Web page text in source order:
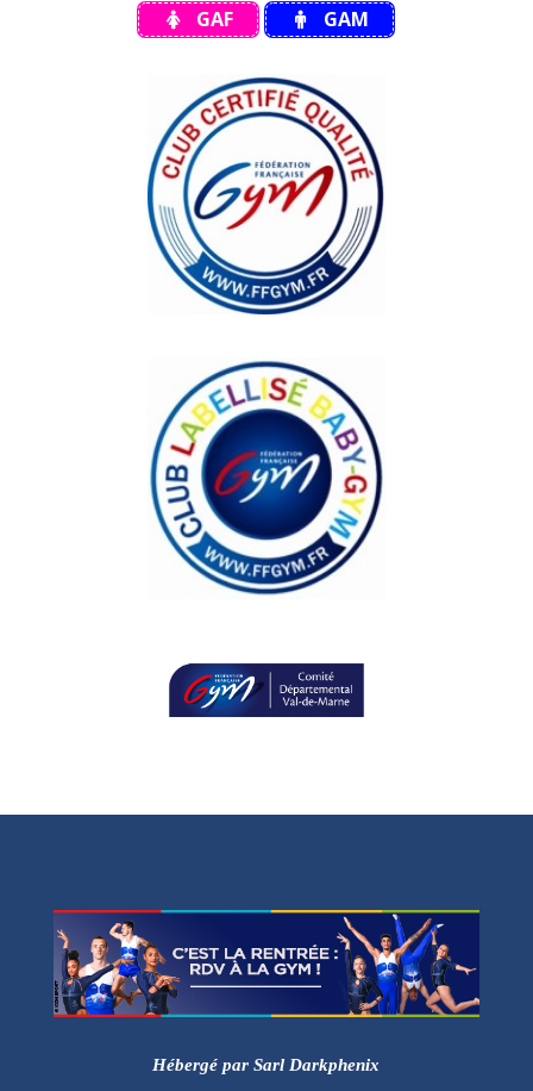
GAF GAM
Hébergé par Sarl Darkphenix